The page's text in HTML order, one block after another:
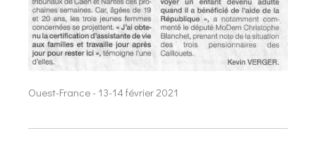
Ouest-France - 13-14 février 2021